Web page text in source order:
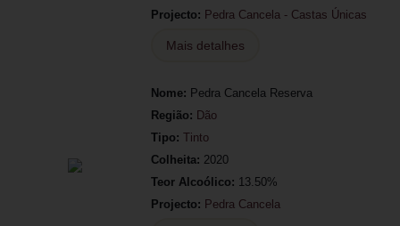
Projecto: Pedra Cancela - Castas Únicas
Mais detalhes
Nome: Pedra Cancela Reserva
Região: Dão
Tipo: Tinto
Colheita: 2020
Teor Alcoólico: 13.50%
Projecto: Pedra Cancela